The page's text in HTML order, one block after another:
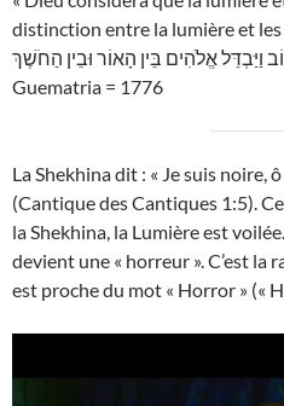
distinction entre la lumière et les
וַיַּבְדֵּל אֱלֹהִים בֵּין הָאוֹר וּבֵין הַחֹשֶׁךְ
Guematria = 1776
La Shekhina dit : « Je suis noire,
(Cantique des Cantiques 1:5).
la Shekhina, la Lumière est
devient une « horreur ». C’est la
est proche du mot « Horror » («